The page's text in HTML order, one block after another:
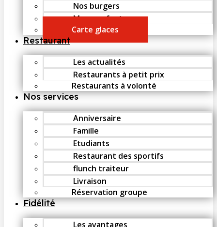
Nos burgers
Menu enfant
Carte glaces
Restaurant
Les actualités
Restaurants à petit prix
Restaurants à volonté
Nos services
Anniversaire
Famille
Etudiants
Restaurant des sportifs
flunch traiteur
Livraison
Réservation groupe
Fidélité
Les avantages